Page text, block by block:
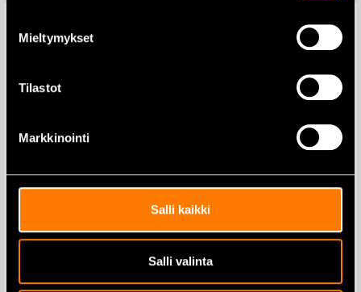
Mieltymykset
Tilastot
Markkinointi
Salli kaikki
Salli valinta
Kaasujousi 422×200 N takalasi
18,50€
Kaasujousi 500×1000 N –
23,00€